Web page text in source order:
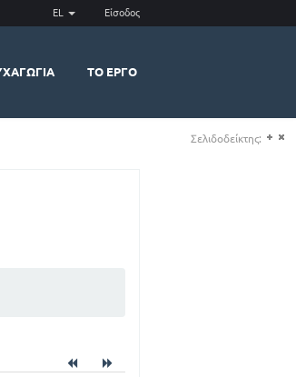
EL Είσοδος
ΤΟ ΈΡΓΟ
Σελιδοδείκτης: